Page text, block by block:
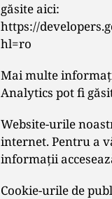
găsite aici:
https://
hl=ro
Mai multe
Analytics pot fi
Website-urile
internet. Pentru a
informaţii
Cookie-urile de